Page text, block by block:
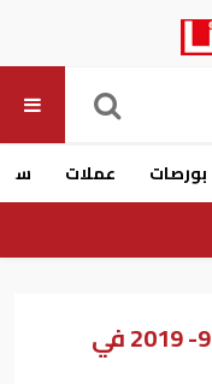
بورصات عملات
سعر الفضة اليوم الأحد 15-9- 2019 في